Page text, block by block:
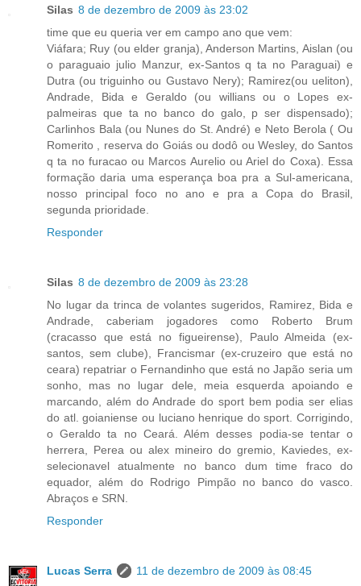
Silas 8 de dezembro de 2009 às 23:02
time que eu queria ver em campo ano que vem:
Viáfara; Ruy (ou elder granja), Anderson Martins, Aislan (ou
o paraguaio julio Manzur, ex-Santos q ta no Paraguai) e
Dutra (ou triguinho ou Gustavo Nery); Ramirez(ou ueliton),
Andrade, Bida e Geraldo (ou willians ou o Lopes ex-
palmeiras que ta no banco do galo, p ser dispensado);
Carlinhos Bala (ou Nunes do St. André) e Neto Berola ( Ou
Romerito , reserva do Goiás ou dodô ou Wesley, do Santos
q ta no furacao ou Marcos Aurelio ou Ariel do Coxa). Essa
formação daria uma esperança boa pra a Sul-americana,
nosso principal foco no ano e pra a Copa do Brasil,
segunda prioridade.
Responder
Silas 8 de dezembro de 2009 às 23:28
No lugar da trinca de volantes sugeridos, Ramirez, Bida e
Andrade, caberiam jogadores como Roberto Brum
(cracasso que está no figueirense), Paulo Almeida (ex-
santos, sem clube), Francismar (ex-cruzeiro que está no
ceara) repatriar o Fernandinho que está no Japão seria um
sonho, mas no lugar dele, meia esquerda apoiando e
marcando, além do Andrade do sport bem podia ser elias
do atl. goianiense ou luciano henrique do sport. Corrigindo,
o Geraldo ta no Ceará. Além desses podia-se tentar o
herrera, Perea ou alex mineiro do gremio, Kaviedes, ex-
selecionavel atualmente no banco dum time fraco do
equador, além do Rodrigo Pimpão no banco do vasco.
Abraços e SRN.
Responder
Lucas Serra
11 de dezembro de 2009 às 08:45